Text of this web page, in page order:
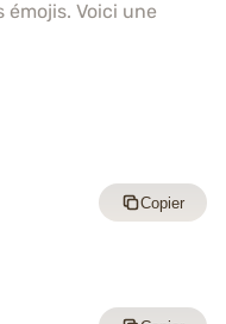
Voici une
Copier